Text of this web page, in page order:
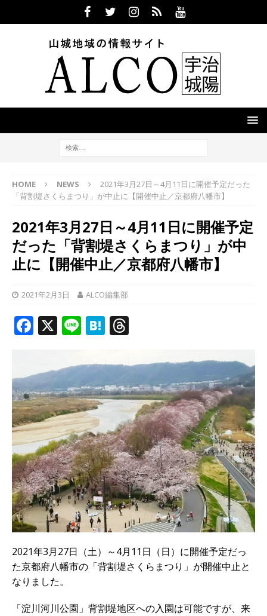
HOME NEWS
2021年3月27日～4月11日に開催予定だった
「背割堤さくらまつり」が中止に【開催中止／京都府八幡市】
2021年3月27日～4月11日に開催予定
だった「背割堤さくらまつり」が中
止に【開催中止／京都府八幡市】
2021年2月3日 ALCO編集部
F
e
b
o
o
k
X Li
e
H
e
n
a
r
e
a
d
s
2021年3月27日（土）～4月11日（日）に開催予定だっ
た京都府八幡市の「背割堤さくらまつり」が開催中止と
なりました。
「淀川河川公園」背割堤地区への入園は可能ですが、来